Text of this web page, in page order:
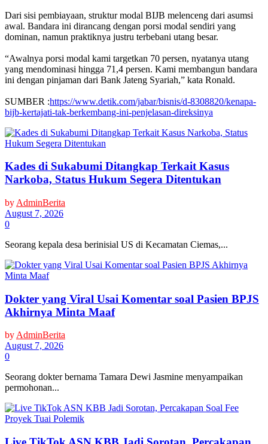
Dari sisi pembiayaan, struktur modal BIJB melenceng dari asumsi
awal. Bandara ini dirancang dengan porsi modal sendiri yang
dominan, namun praktiknya justru terbebani utang besar.
“Awalnya porsi modal kami targetkan 70 persen, nyatanya utang
yang mendominasi hingga 71,4 persen. Kami membangun bandara
ini dengan pinjaman dari Bank Jateng Syariah,” kata Ronald.
SUMBER :https://www.detik.com/jabar/bisnis/d-8308820/kenapa-
bijb-kertajati-tak-berkembang-ini-penjelasan-direksinya
Kades di Sukabumi Ditangkap Terkait Kasus
Narkoba, Status Hukum Segera Ditentukan
by AdminBerita
August 7, 2026
0
Seorang kepala desa berinisial US di Kecamatan Ciemas,...
Dokter yang Viral Usai Komentar soal Pasien BPJS
Akhirnya Minta Maaf
by AdminBerita
August 7, 2026
0
Seorang dokter bernama Tamara Dewi Jasmine menyampaikan
permohonan...